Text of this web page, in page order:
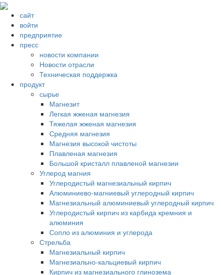
сайт
войти
предприятие
пресс
новости компании
Новости отрасли
Техническая поддержка
продукт
сырье
Магнезит
Легкая жженая магнезия
Тяжелая жженая магнезия
Средняя магнезия
Магнезия высокой чистоты
Плавленая магнезия
Большой кристалл плавленой магнезии
Углерод магния
Углеродистый магнезиальный кирпич
Алюминиево-магниевый углеродный кирпич
Магнезиальный алюминиевый углеродный кирпич
Углеродистый кирпич из карбида кремния и
алюминия
Сопло из алюминия и углерода
Стрельба
Магнезиальный кирпич
Магнезиально-кальциевый кирпич
Кирпич из магнезиального глинозема